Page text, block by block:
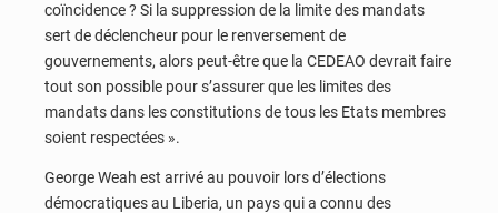
coïncidence ? Si la suppression de la limite des mandats
sert de déclencheur pour le renversement de
gouvernements, alors peut-être que la CEDEAO devrait faire
tout son possible pour s’assurer que les limites des
mandats dans les constitutions de tous les Etats membres
soient respectées ».
George Weah est arrivé au pouvoir lors d’élections
démocratiques au Liberia, un pays qui a connu des